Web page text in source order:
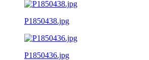
P1850438.jpg
P1850436.jpg